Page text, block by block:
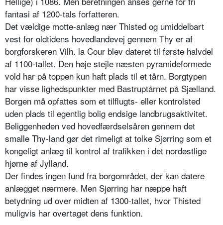
fantasi af 1200-tals forfatteren.
Det vældige motte-anlæg nær Thisted og umiddelbart
vest for oldtidens hovedlandevej gennem Thy er af
borgforskeren Vilh. la Cour blev dateret til første halvdel
af 1100-tallet. Den høje stejle næsten pyramideformede
vold har på toppen kun haft plads til et tårn. Borgtypen
har visse lighedspunkter med Bastruptårnet på Sjælland.
Borgen må opfattes som et tilflugts- eller kontrolsted
uden plads til egentlig bolig endsige landbrugsaktivitet.
Beliggenheden ved hovedfærdselsåren gennem det
smalle Thy-land gør det rimeligt at tolke Sjørring som et
kongeligt anlæg til kontrol af trafikken i det nordøstlige
hjørne af Jylland.
Der findes ingen fund fra borgområdet, der kan datere
anlægget nærmere. Men Sjørring har næppe haft
betydning ud over midten af 1300-tallet, hvor Thisted
muligvis har overtaget dens funktion.